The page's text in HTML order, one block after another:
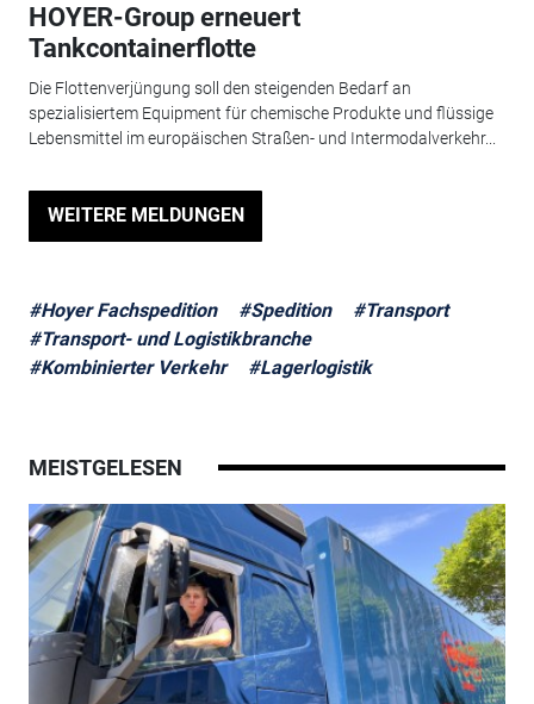
HOYER-Group erneuert
Tankcontainerflotte
Die Flottenverjüngung soll den steigenden Bedarf an
spezialisiertem Equipment für chemische Produkte und flüssige
Lebensmittel im europäischen Straßen- und Intermodalverkehr...
WEITERE MELDUNGEN
#Hoyer Fachspedition #Spedition
#Transport
#Transport- und Logistikbranche
#Kombinierter Verkehr
#Lagerlogistik
MEISTGELESEN